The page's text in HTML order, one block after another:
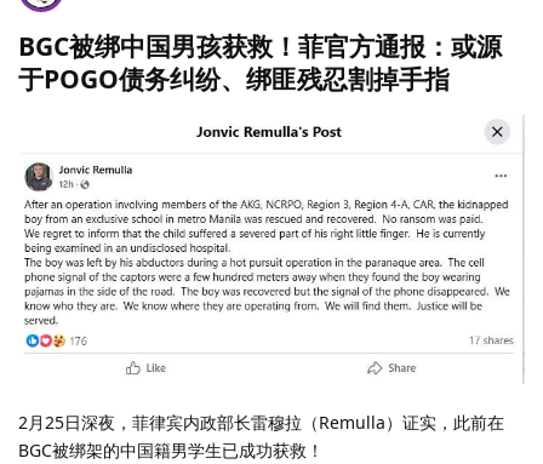
BGC被绑中国男孩获救！菲官方通报：或源
于POGO债务纠纷、绑匪残忍割掉手指
2月25日深夜，菲律宾内政部长雷穆拉（Remulla）证实，此前在
BGC被绑架的中国籍男学生已成功获救！